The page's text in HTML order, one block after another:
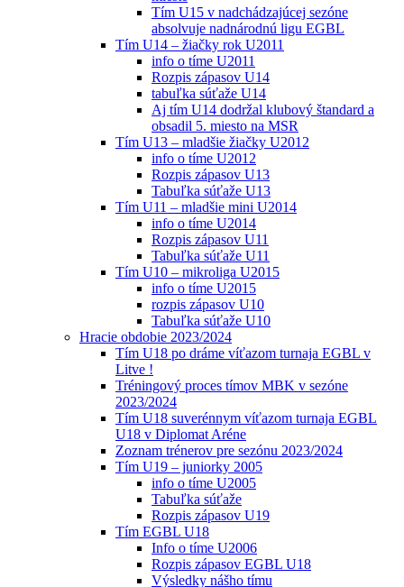
Tím U15 v nadchádzajúcej sezóne
absolvuje nadnárodnú ligu EGBL
Tím U14 – žiačky rok U2011
info o tíme U2011
Rozpis zápasov U14
tabuľka súťaže U14
Aj tím U14 dodržal klubový štandard a
obsadil 5. miesto na MSR
Tím U13 – mladšie žiačky U2012
info o tíme U2012
Rozpis zápasov U13
Tabuľka súťaže U13
Tím U11 – mladšie mini U2014
info o tíme U2014
Rozpis zápasov U11
Tabuľka súťaže U11
Tím U10 – mikroliga U2015
info o tíme U2015
rozpis zápasov U10
Tabuľka súťaže U10
Hracie obdobie 2023/2024
Tím U18 po dráme víťazom turnaja EGBL v
Litve !
Tréningový proces tímov MBK v sezóne
2023/2024
Tím U18 suverénnym víťazom turnaja EGBL
U18 v Diplomat Aréne
Zoznam trénerov pre sezónu 2023/2024
Tím U19 – juniorky 2005
info o tíme U2005
Tabuľka súťaže
Rozpis zápasov U19
Tím EGBL U18
Info o tíme U2006
Rozpis zápasov EGBL U18
Výsledky nášho tímu